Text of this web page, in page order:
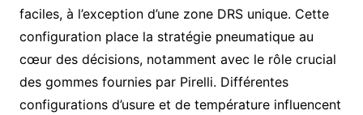
faciles, à l’exception d’une zone DRS unique. Cette
configuration place la stratégie pneumatique au
cœur des décisions, notamment avec le rôle crucial
des gommes fournies par Pirelli. Différentes
configurations d’usure et de température influencent